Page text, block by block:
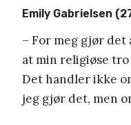
Emily Gabrielsen
– For meg gjør
at min religiøse
Det handler ikke
jeg gjør det, men